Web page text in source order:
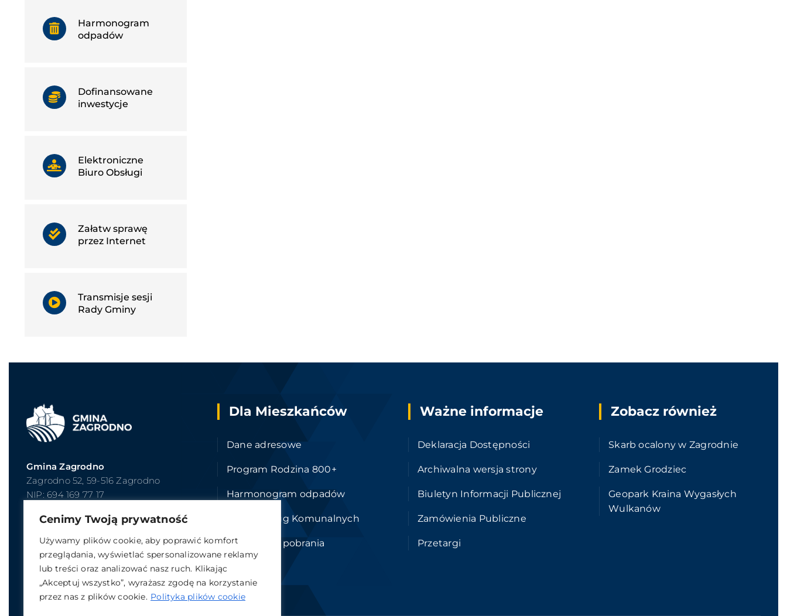
Cenimy Twoją prywatność
Używamy plików cookie, aby poprawić komfort
przeglądania, wyświetlać spersonalizowane reklamy
lub treści oraz analizować nasz ruch. Klikając
„Akceptuj wszystko”, wyrażasz zgodę na korzystanie
przez nas z plików cookie. Polityka plików cookie
Harmonogram
odpadów
Dofinansowane
inwestycje
Elektroniczne
Biuro Obsługi
Załatw sprawę
przez Internet
Transmisje sesji
Rady Gminy
Gmina Zagrodno
Zagrodno 52, 59-516 Zagrodno
NIP: 694 169 77 17
ugzagrodno@zagrodno.eu
Dla Mieszkańców
Dane adresowe
Program Rodzina 800+
Harmonogram odpadów
Zakład Usług Komunalnych
Wnioski do pobrania
Ważne informacje
Deklaracja Dostępności
Archiwalna wersja strony
Biuletyn Informacji Publicznej
Zamówienia Publiczne
Przetargi
Zobacz również
Skarb ocalony w Zagrodnie
Zamek Grodziec
Geopark Kraina Wygasłych
Wulkanów